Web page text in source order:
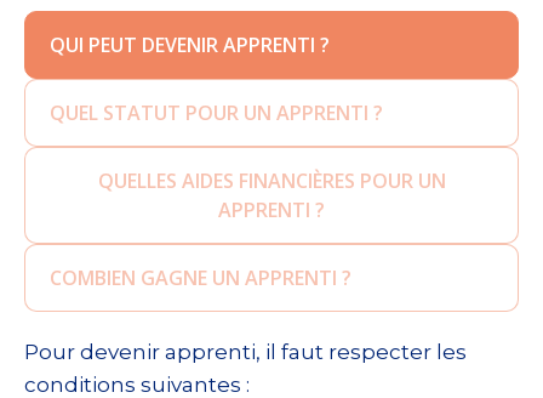
QUI PEUT DEVENIR APPRENTI ?
QUEL STATUT POUR UN APPRENTI ?
QUELLES AIDES FINANCIÈRES POUR UN
APPRENTI ?
COMBIEN GAGNE UN APPRENTI ?
Pour devenir apprenti, il faut respecter les
conditions suivantes :